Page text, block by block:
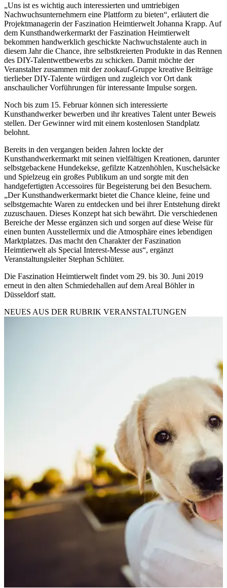
„Uns ist es wichtig auch interessierten und umtriebigen
Nachwuchsunternehmern eine Plattform zu bieten“, erläutert die
Projektmanagerin der Faszination Heimtierwelt Johanna Krapp. Auf
dem Kunsthandwerkermarkt der Faszination Heimtierwelt
bekommen handwerklich geschickte Nachwuchstalente auch in
diesem Jahr die Chance, ihre selbstkreierten Produkte in das Rennen
des DIY-Talentwettbewerbs zu schicken. Damit möchte der
Veranstalter zusammen mit der zookauf-Gruppe kreative Beiträge
tierlieber DIY-Talente würdigen und zugleich vor Ort dank
anschaulicher Vorführungen für interessante Impulse sorgen.
Noch bis zum 15. Februar können sich interessierte
Kunsthandwerker bewerben und ihr kreatives Talent unter Beweis
stellen. Der Gewinner wird mit einem kostenlosen Standplatz
belohnt.
Bereits in den vergangen beiden Jahren lockte der
Kunsthandwerkermarkt mit seinen vielfältigen Kreationen, darunter
selbstgebackene Hundekekse, gefilzte Katzenhöhlen, Kuschelsäcke
und Spielzeug ein großes Publikum an und sorgte mit den
handgefertigten Accessoires für Begeisterung bei den Besuchern.
„Der Kunsthandwerkermarkt bietet die Chance kleine, feine und
selbstgemachte Waren zu entdecken und bei ihrer Entstehung direkt
zuzuschauen. Dieses Konzept hat sich bewährt. Die verschiedenen
Bereiche der Messe ergänzen sich und sorgen auf diese Weise für
einen bunten Ausstellermix und die Atmosphäre eines lebendigen
Marktplatzes. Das macht den Charakter der Faszination
Heimtierwelt als Special Interest-Messe aus“, ergänzt
Veranstaltungsleiter Stephan Schlüter.
Die Faszination Heimtierwelt findet vom 29. bis 30. Juni 2019
erneut in den alten Schmiedehallen auf dem Areal Böhler in
Düsseldorf statt.
NEUES AUS DER RUBRIK VERANSTALTUNGEN